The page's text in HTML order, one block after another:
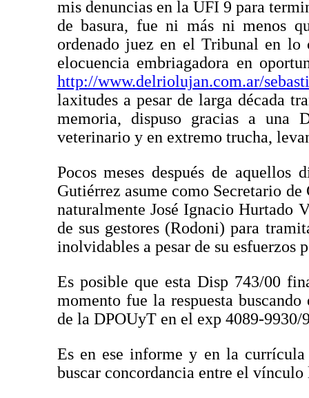
mis denuncias en la UFI 9 para
de basura, fue ni más ni menos
ordenado juez en el Tribunal en
elocuencia embriagadora en
http://www.delriolujan.com.ar/
laxitudes a pesar de larga década
memoria, dispuso gracias a una
veterinario y en extremo trucha,
Pocos meses después de
Gutiérrez asume como Secretario
naturalmente José Ignacio Hurtado
de sus gestores (Rodoni) para
inolvidables a pesar de su esfuerzos
Es posible que esta Disp 743/00
momento fue la respuesta
de la DPOUyT en el exp 4089-9930/
Es en ese informe y en la currícula
buscar concordancia entre el